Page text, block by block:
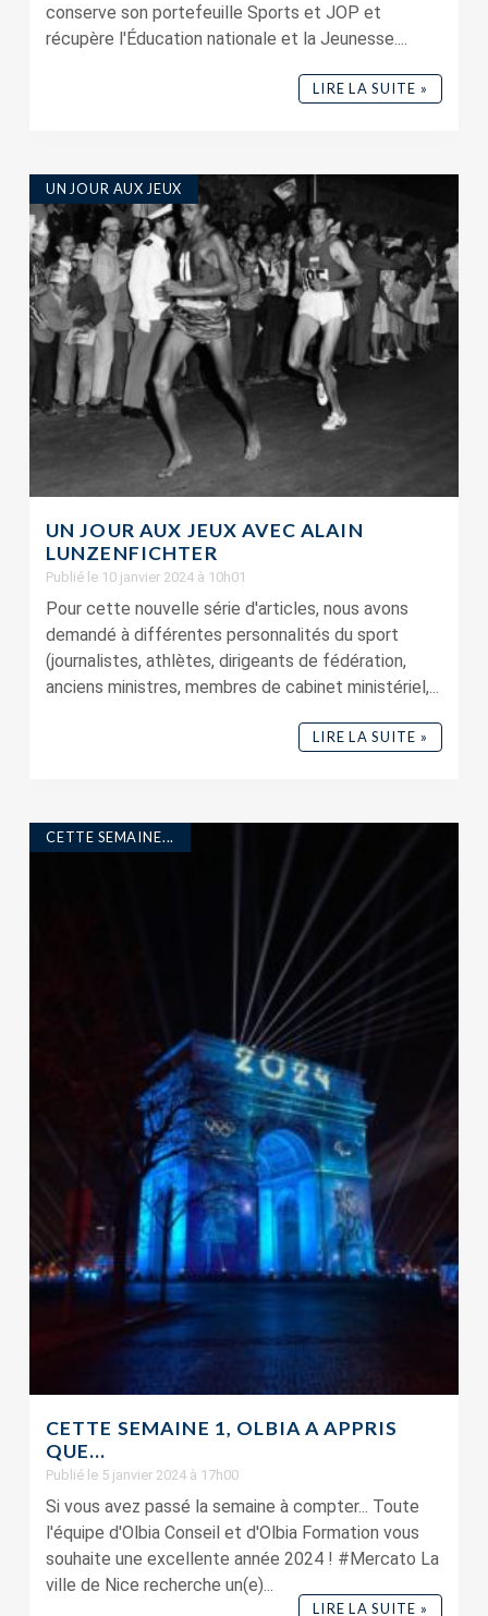
conserve son portefeuille Sports et JOP et
récupère l'Éducation nationale et la Jeunesse....
LIRE LA SUITE »
UN JOUR AUX JEUX
UN JOUR AUX JEUX AVEC ALAIN
LUNZENFICHTER
Publié le 10 janvier 2024 à 10h01
Pour cette nouvelle série d'articles, nous avons
demandé à différentes personnalités du sport
(journalistes, athlètes, dirigeants de fédération,
anciens ministres, membres de cabinet ministériel,...
LIRE LA SUITE »
CETTE SEMAINE...
CETTE SEMAINE 1, OLBIA A APPRIS
QUE…
Publié le 5 janvier 2024 à 17h00
Si vous avez passé la semaine à compter... Toute
l'équipe d'Olbia Conseil et d'Olbia Formation vous
souhaite une excellente année 2024 ! #Mercato La
ville de Nice recherche un(e)...
LIRE LA SUITE »